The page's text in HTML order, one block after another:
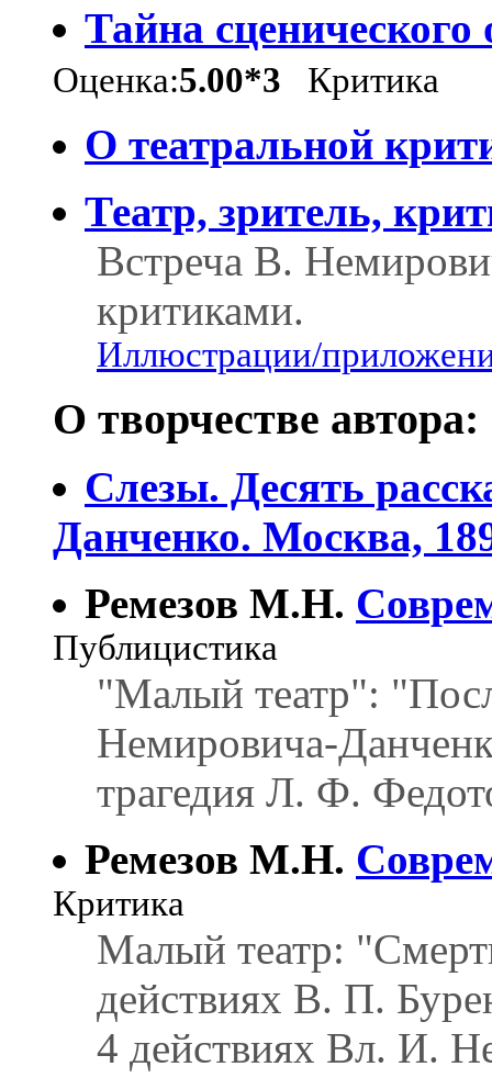
Тайна сценического
Оценка:5.00*3 Критика
О театральной
Театр, зритель,
Встреча В.
критиками.
Иллюстрации/
О творчестве автора:
Слезы. Десять
Данченко. Москва,
Ремезов М.Н.
Публицистика
"Малый театр":
Немировича-
трагедия Л. Ф.
Ремезов М.Н.
Критика
Малый театр:
действиях В. П.
4 действиях Вл. И.